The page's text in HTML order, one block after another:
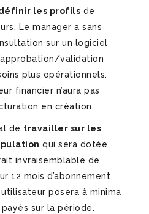
les profils de
Le manager a sans
sur un logiciel
validation
plus opérationnels.
financier n’aura pas
en création.
de travailler sur les
qui sera dotée
invraisemblable de
12 mois d’abonnement
posera à minima
sur la période.